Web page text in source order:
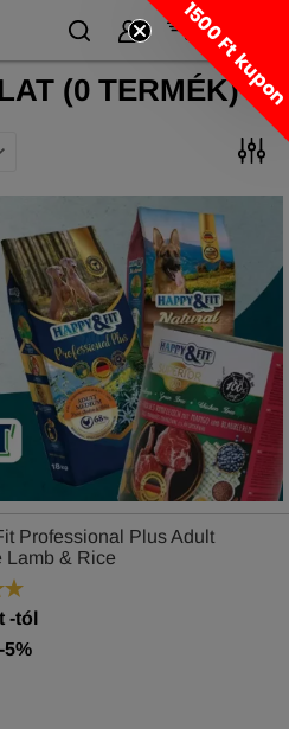
(0 TERMÉK)
Professional Plus Adult
Lamb & Rice
-tól
-5%
1500 Ft